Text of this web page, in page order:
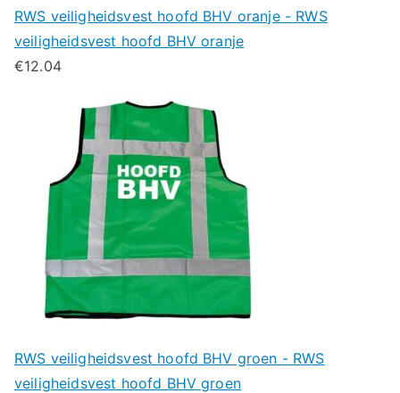
RWS veiligheidsvest hoofd BHV oranje - RWS
veiligheidsvest hoofd BHV oranje
€12.04
RWS veiligheidsvest hoofd BHV groen - RWS
veiligheidsvest hoofd BHV groen